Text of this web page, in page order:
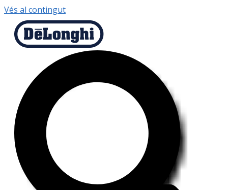
Vés al contingut